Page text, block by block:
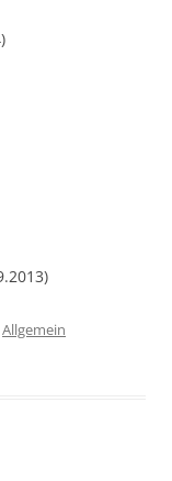
Allgemein